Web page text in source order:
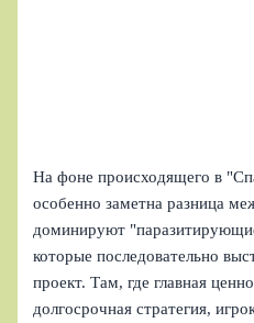
На фоне происходящего в
особенно заметна разница
доминируют
которые последовательно
проект. Там, где главная
долгосрочная стратегия,